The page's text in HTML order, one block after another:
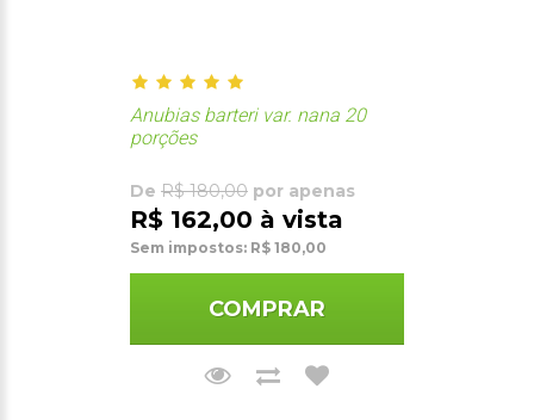
Anubias barteri var. nana 20
porções
De R$ 180,00 por apenas
R$ 162,00 à vista
Sem impostos: R$ 180,00
COMPRAR